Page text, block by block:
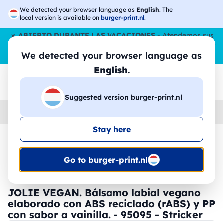
We detected your browser language as English. The
local version is available on burger-print.nl.
We detected your browser language as
English.
Suggested version burger-print.nl
Stay here
Go to burger-print.nl
☀️ABIERTO DURANTE LAS VACACIONES- Atendemos sus
pedidos durante todo el verano, incluso en agosto.
Sin parar
😎🌴
Home
🔥 -30% de impresión DTF
JOLIE VEGAN. Bálsamo labial vegano
elaborado con ABS reciclado (rABS) y PP
con sabor a vainilla. - 95095 - Stricker